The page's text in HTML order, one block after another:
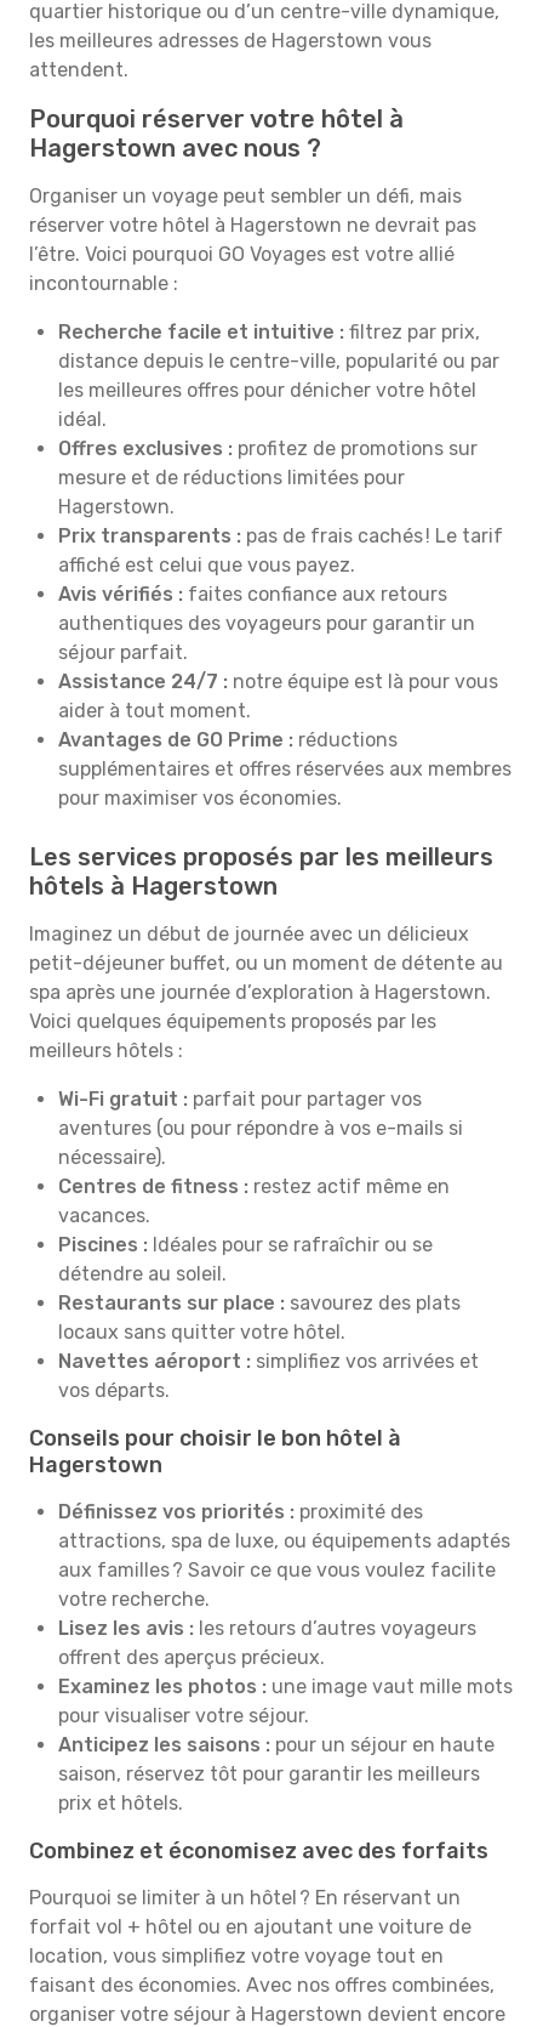
quartier historique ou d’un centre-ville dynamique,
les meilleures adresses de Hagerstown vous
attendent.
Pourquoi réserver votre hôtel à
Hagerstown avec nous ?
Organiser un voyage peut sembler un défi, mais
réserver votre hôtel à Hagerstown ne devrait pas
l’être. Voici pourquoi GO Voyages est votre allié
incontournable :
Recherche facile et intuitive : filtrez par prix,
distance depuis le centre-ville, popularité ou par
les meilleures offres pour dénicher votre hôtel
idéal.
Offres exclusives : profitez de promotions sur
mesure et de réductions limitées pour
Hagerstown.
Prix transparents : pas de frais cachés ! Le tarif
affiché est celui que vous payez.
Avis vérifiés : faites confiance aux retours
authentiques des voyageurs pour garantir un
séjour parfait.
Assistance 24/7 : notre équipe est là pour vous
aider à tout moment.
Avantages de GO Prime : réductions
supplémentaires et offres réservées aux membres
pour maximiser vos économies.
Les services proposés par les meilleurs
hôtels à Hagerstown
Imaginez un début de journée avec un délicieux
petit-déjeuner buffet, ou un moment de détente au
spa après une journée d’exploration à Hagerstown.
Voici quelques équipements proposés par les
meilleurs hôtels :
Wi-Fi gratuit : parfait pour partager vos
aventures (ou pour répondre à vos e-mails si
nécessaire).
Centres de fitness : restez actif même en
vacances.
Piscines : Idéales pour se rafraîchir ou se
détendre au soleil.
Restaurants sur place : savourez des plats
locaux sans quitter votre hôtel.
Navettes aéroport : simplifiez vos arrivées et
vos départs.
Conseils pour choisir le bon hôtel à
Hagerstown
Définissez vos priorités : proximité des
attractions, spa de luxe, ou équipements adaptés
aux familles ? Savoir ce que vous voulez facilite
votre recherche.
Lisez les avis : les retours d’autres voyageurs
offrent des aperçus précieux.
Examinez les photos : une image vaut mille mots
pour visualiser votre séjour.
Anticipez les saisons : pour un séjour en haute
saison, réservez tôt pour garantir les meilleurs
prix et hôtels.
Combinez et économisez avec des forfaits
Pourquoi se limiter à un hôtel ? En réservant un
forfait vol + hôtel ou en ajoutant une voiture de
location, vous simplifiez votre voyage tout en
faisant des économies. Avec nos offres combinées,
organiser votre séjour à Hagerstown devient encore